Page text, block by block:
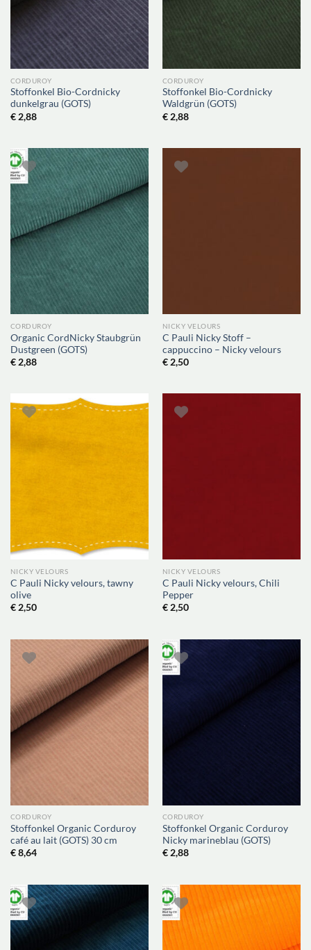
CORDUROY
Stoffonkel Bio-Cordnicky
dunkelgrau (GOTS)
€2,88
CORDUROY
Stoffonkel Bio-Cordnicky
Waldgrün (GOTS)
€2,88
CORDUROY
Organic CordNicky Staubgrün
Dustgreen (GOTS)
€2,88
NICKY VELOURS
C Pauli Nicky Stoff –
cappuccino – Nicky velours
€2,50
NICKY VELOURS
C Pauli Nicky velours, tawny
olive
€2,50
NICKY VELOURS
C Pauli Nicky velours, Chili
Pepper
€2,50
CORDUROY
Stoffonkel Organic Corduroy
café au lait (GOTS) 30 cm
€8,64
CORDUROY
Stoffonkel Organic Corduroy
Nicky marineblau (GOTS)
€2,88